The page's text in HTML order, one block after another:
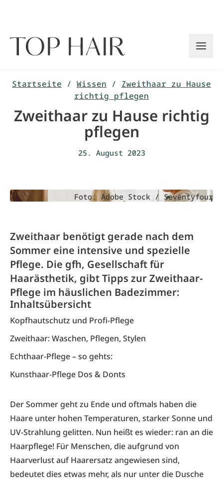
Startseite / Wissen / Zweithaar zu Hause
richtig pflegen
Zweithaar zu Hause richtig
pflegen
25. August 2023
Foto: Adobe Stock / Seventyfour
Zweithaar benötigt gerade nach dem
Sommer eine intensive und spezielle
Pflege. Die gfh, Gesellschaft für
Haarästhetik, gibt Tipps zur Zweithaar-
Pflege im häuslichen Badezimmer:
Inhaltsübersicht
Kopfhautschutz und Profi-Pflege
Zweithaar: Waschen, Pflegen, Stylen
Echthaar-Pflege – so gehts:
Kunsthaar-Pflege Dos & Donts
Der Sommer geht zu Ende und oftmals haben die
Haare unter hohen Temperaturen, starker Sonne und
UV-Strahlung gelitten. Nun heißt es wieder: ran an die
Haarpflege! Für Menschen, die aufgrund von
Haarverlust auf Haarersatz angewiesen sind,
bedeutet dies etwas mehr, als nur unter die Dusche